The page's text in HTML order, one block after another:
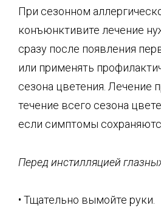
При сезонном
конъюнктивите лечение
сразу после появления
или применять
сезона цветения. Лечение
течение всего сезона
если симптомы
Перед инстилляцией
• Тщательно вымойте руки.